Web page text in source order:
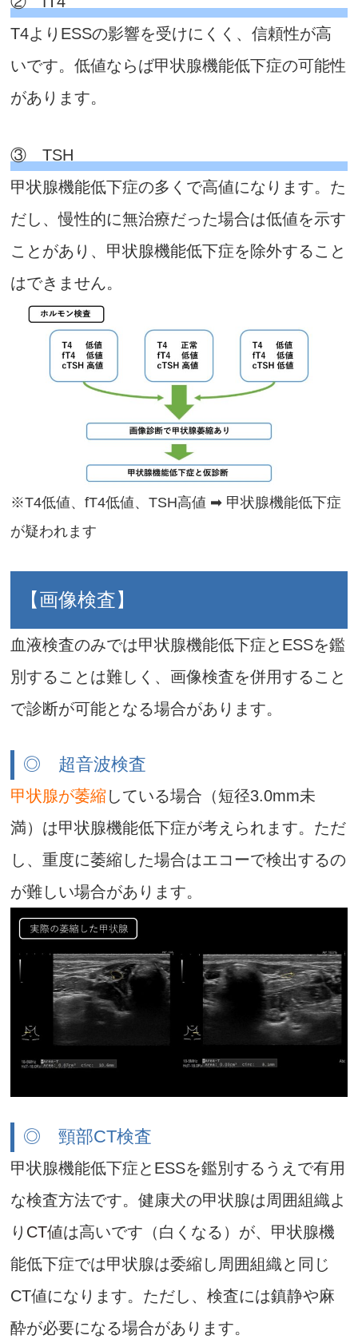
T4よりESSの影響を受けにくく、信頼性が高
いです。低値ならば甲状腺機能低下症の可能性
があります。
③ TSH
甲状腺機能低下症の多くで高値になります。た
だし、慢性的に無治療だった場合は低値を示す
ことがあり、甲状腺機能低下症を除外すること
はできません。
※T4低値、fT4低値、TSH高値 ➡ 甲状腺機能低下症
が疑われます
【画像検査】
血液検査のみでは甲状腺機能低下症とESSを鑑
別することは難しく、画像検査を併用すること
で診断が可能となる場合があります。
◎ 超音波検査
甲状腺が萎縮 している場合（短径3.0mm未
満）は甲状腺機能低下症が考えられます。ただ
し、重度に萎縮した場合はエコーで検出するの
が難しい場合があります。
◎ 頸部CT検査
甲状腺機能低下症とESSを鑑別するうえで有用
な検査方法です。健康犬の甲状腺は周囲組織よ
り CT値は高いです（白くなる）が、甲状腺機
能低下症では甲状腺は委縮し周囲組織と同じ
CT値になります。ただし、検査には鎮静や麻
酔が必要になる場合があります。